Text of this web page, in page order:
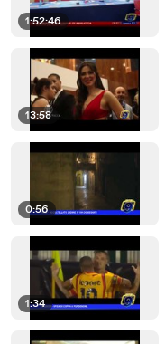
1:52:46
13:58
0:56
1:34